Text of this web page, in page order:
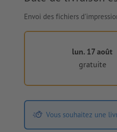
Envoi des fichiers
lun. 17 août
gratuite
Vous souhaitez une